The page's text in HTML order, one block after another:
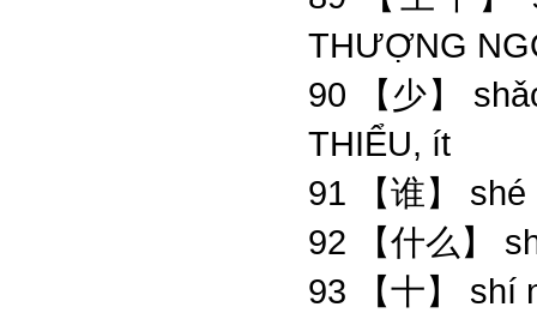
THƯỢNG
90 【少】
THIỂU, ít
91 【谁】
92 【什么】
93 【十】 shí